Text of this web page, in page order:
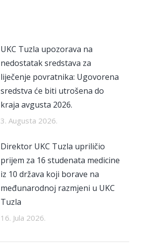
UKC Tuzla upozorava na
nedostatak sredstava za
liječenje povratnika: Ugovorena
sredstva će biti utrošena do
kraja avgusta 2026.
3. Augusta 2026.
Direktor UKC Tuzla upriličio
prijem za 16 studenata medicine
iz 10 država koji borave na
međunarodnoj razmjeni u UKC
Tuzla
16. Jula 2026.